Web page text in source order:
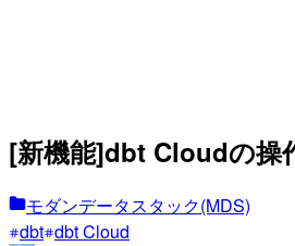
[新機能]dbt Cloudの操
モダンデータスタック(MDS)
dbt dbt Cloud